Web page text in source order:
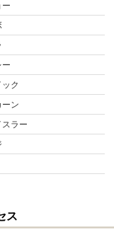
ー
ー
ック
ーン
スラー
ス